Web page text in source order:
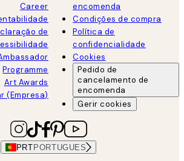
Career
de
Programme
Art Awards
(Empresa)
encomenda
Condições de compra
Política de
confidencialidade
Cookies
Pedido de
cancelamento de
encomenda
Gerir cookies
PRT PORTUGUES